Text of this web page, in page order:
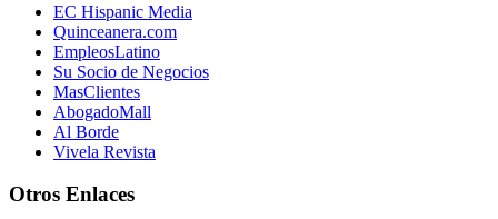
EC Hispanic Media
Quinceanera.com
EmpleosLatino
Su Socio de Negocios
MasClientes
AbogadoMall
Al Borde
Vivela Revista
Otros Enlaces